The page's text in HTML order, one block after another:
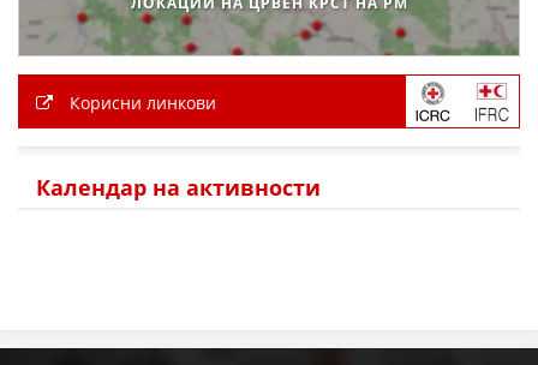
Корисни линкови
Календар на активности